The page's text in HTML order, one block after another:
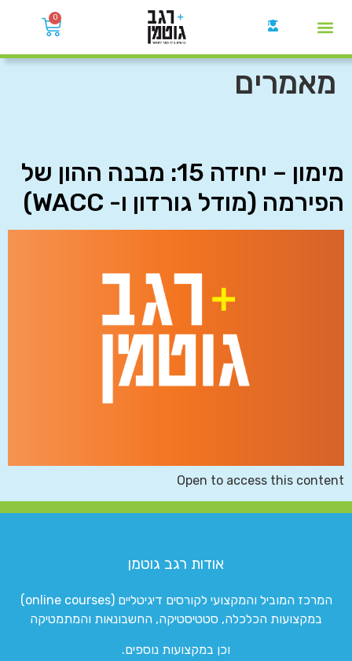
0
מאמרים
מימון – יחידה 15: מבנה ההון של
הפירמה (מודל גורדון ו- WACC)
Open to access this content
אודות רגב גוטמן
המרכז המוביל והמקצועי לקורסים דיגיטליים (online courses)
במקצועות הכלכלה, סטטיסטיקה, החשבונאות והמתמטיקה
וכן במקצועות נוספים.